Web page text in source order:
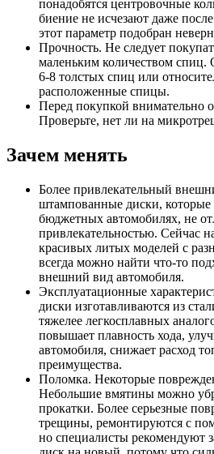
понадобятся центровочные
биение не исчезают даже
этот параметр подобран
Прочность. Не следует
маленьким количеством
6-8 толстых спиц или
расположенные спицы.
Перед покупкой внимательно
Проверьте, нет ли на
Зачем менять
Более привлекательный
штампованные диски,
бюджетных автомобилях, не
привлекательностью. Сейчас
красивых литых моделей с
всегда можно найти что-то
внешний вид автомобиля.
Эксплуатационные
диски изготавливаются из
тяжелее легкосплавных
повышает плавность хода,
автомобиля, снижает расход
преимущества.
Поломка. Некоторые
Небольшие вмятины можно
прокатки. Более серьезные
трещины, ремонтируются с
но специалисты рекомендуют